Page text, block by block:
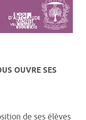
OUVRE SES
de ses élèves